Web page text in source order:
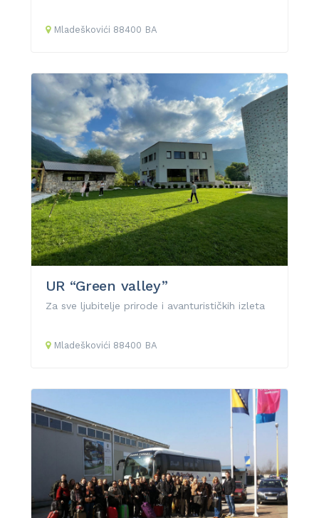
Mladeškovići 88400 BA
UR “Green valley”
Za sve ljubitelje prirode i avanturističkih izleta
Mladeškovići 88400 BA